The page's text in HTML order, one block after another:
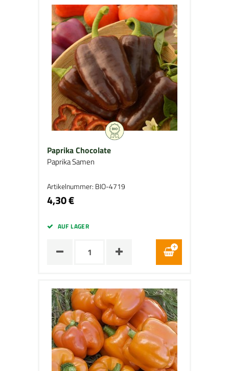
Paprika Chocolate
Paprika Samen
Artikelnummer: BIO-4719
4,30 €
AUF LAGER